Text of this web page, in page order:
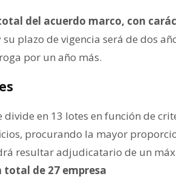
del acuerdo marco, con
su plazo de vigencia será de dos
por un año más.
divide en 13 lotes en función de
procurando la mayor
resultar adjudicatario de un
de 27 empresa